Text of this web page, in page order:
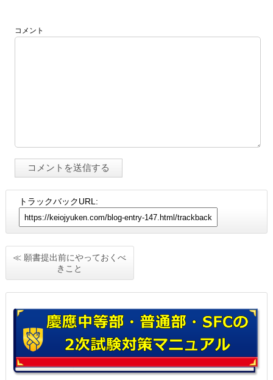
コメント
トラックバックURL:
≪ 願書提出前にやっておくべ
きこと